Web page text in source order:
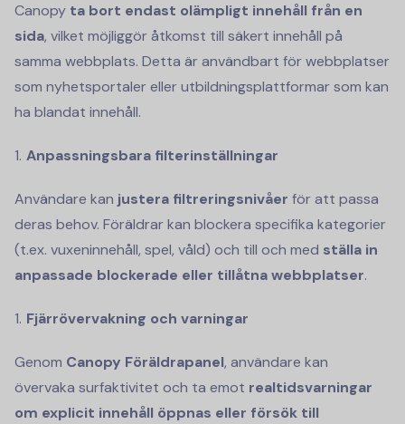
Canopy ta bort endast olämpligt innehåll från en
sida, vilket möjliggör åtkomst till säkert innehåll på
samma webbplats. Detta är användbart för webbplatser
som nyhetsportaler eller utbildningsplattformar som kan
ha blandat innehåll.
Anpassningsbara filterinställningar
Användare kan justera filtreringsnivåer för att passa
deras behov. Föräldrar kan blockera specifika kategorier
(t.ex. vuxeninnehåll, spel, våld) och till och med ställa in
anpassade blockerade eller tillåtna webbplatser.
Fjärrövervakning och varningar
Genom Canopy Föräldrapanel, användare kan
övervaka surfaktivitet och ta emot realtidsvarningar
om explicit innehåll öppnas eller försök till